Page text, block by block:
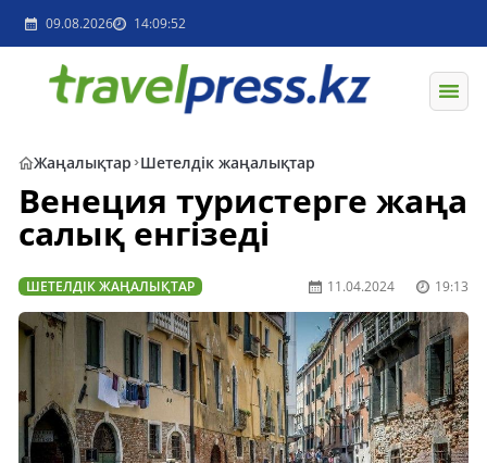
09.08.2026 14:09:52
Жаңалықтар Шетелдік жаңалықтар
Венеция туристерге жаңа
салық енгізеді
ШЕТЕЛДІК ЖАҢАЛЫҚТАР 11.04.2024 19:13